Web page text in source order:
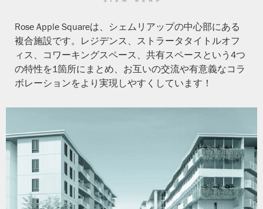
Rose Apple Squareは、シェムリアップの中心部にある
複合施設です。レジデンス、ストラータタイトルオフ
ィス、コワーキングスペース、共有スペースという4つ
の特性を1箇所にまとめ、お互いの交流や有意義なコラ
ボレーションをより実現しやすくしています！